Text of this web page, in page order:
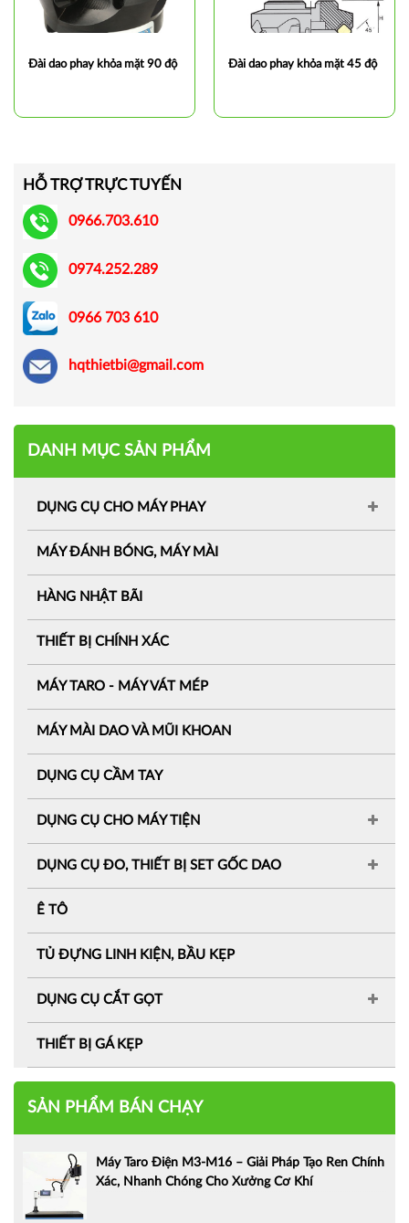
Đài dao phay khỏa mặt 90 độ Đài dao phay khỏa mặt 45 độ
HỖ TRỢ TRỰC TUYẾN
0966.703.610
0974.252.289
0966 703 610
hqthietbi@gmail.com
DANH MỤC SẢN PHẨM
DỤNG CỤ CHO MÁY PHAY
MÁY ĐÁNH BÓNG, MÁY MÀI
HÀNG NHẬT BÃI
THIẾT BỊ CHÍNH XÁC
MÁY TARO - MÁY VÁT MÉP
MÁY MÀI DAO VÀ MŨI KHOAN
DỤNG CỤ CẦM TAY
DỤNG CỤ CHO MÁY TIỆN
DỤNG CỤ ĐO, THIẾT BỊ SET GỐC DAO
Ê TÔ
TỦ ĐỰNG LINH KIỆN, BẦU KẸP
DỤNG CỤ CẮT GỌT
THIẾT BỊ GÁ KẸP
SẢN PHẨM BÁN CHẠY
Máy Taro Điện M3-M16 – Giải Pháp Tạo Ren Chính
Xác, Nhanh Chóng Cho Xưởng Cơ Khí